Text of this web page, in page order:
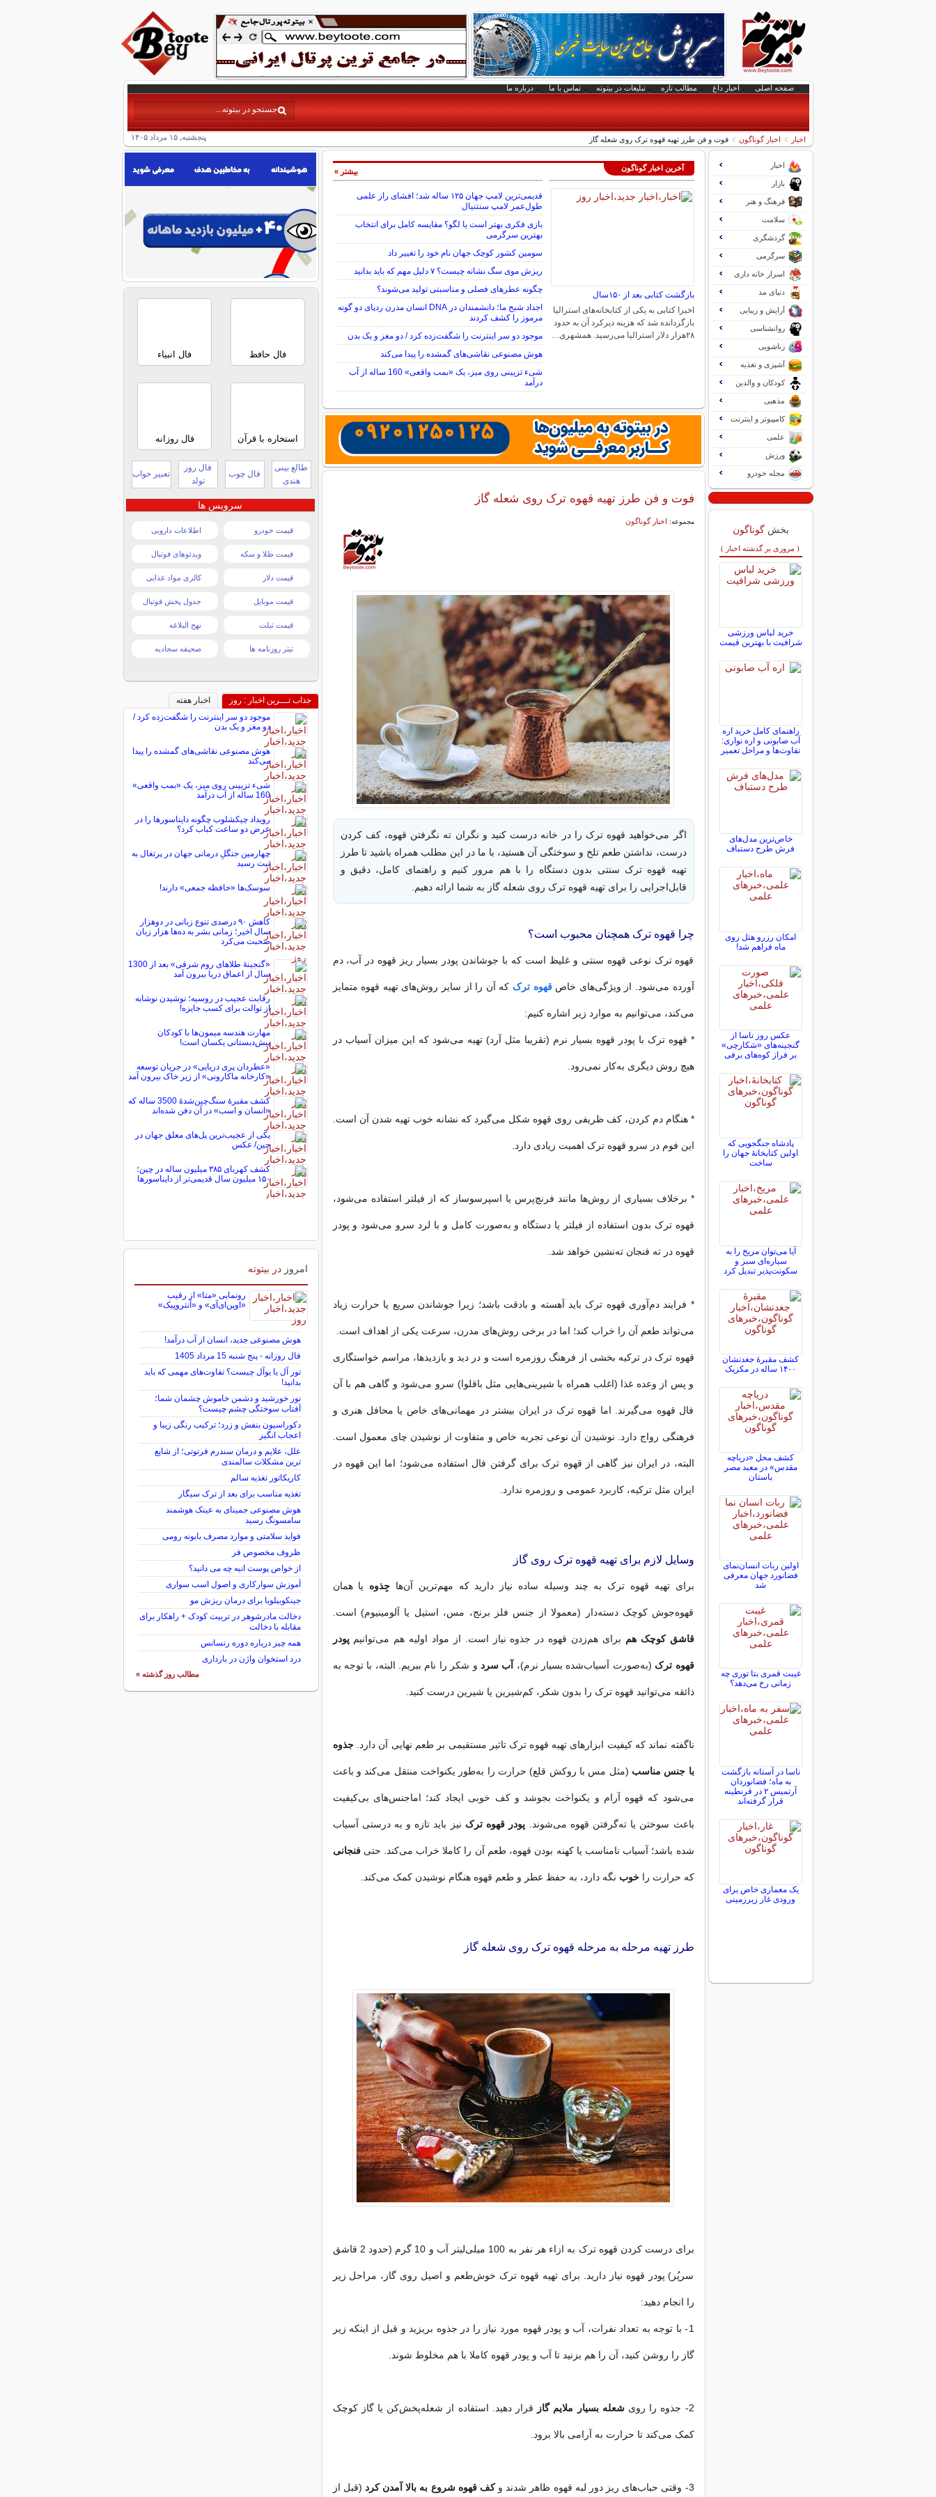
صفحه اصلی اخبار داغ مطالب تازه تبلیغات در بیتوته تماس با ما درباره ما
پنجشنبه, ۱۵ مرداد ۱۴۰۵ اخبار اخبار گوناگون فوت و فن طرز تهیه قهوه ترک روی شعله گاز
آخرین اخبار گوناگون
بازگشت کتابی بعد از ۱۵۰سال
اخیرا کتابی به یکی از کتابخانه‌های استرالیا
بازگردانده شد که هزینه دیرکرد آن به حدود
۲۸هزار دلار استرالیا می‌رسید. همشهری…
قدیمی‌ترین لامپ جهان ۱۲۵ ساله شد؛ افشای راز علمی
طول‌عمر لامپ سنتنیال
بازی فکری بهتر است یا لگو؟ مقایسه کامل برای انتخاب
بهترین سرگرمی
سومین کشور کوچک جهان نام خود را تغییر داد
ریزش موی سگ نشانه چیست؟ ۷ دلیل مهم که باید بدانید
چگونه عطرهای فصلی و مناسبتی تولید می‌شوند؟
اجداد شبح ما؛ دانشمندان در DNA انسان مدرن ردپای دو گونه
مرموز را کشف کردند
موجود دو سر اینترنت را شگفت‌زده کرد / دو مغز و یک بدن
هوش مصنوعی نقاشی‌های گمشده را پیدا می‌کند
شیء تزیینی روی میز، یک «بمب واقعی» 160 ساله از آب
درآمد
بیشتر »
فوت و فن طرز تهیه قهوه ترک روی شعله گاز
مجموعه: اخبار گوناگون
اگر می‌خواهید قهوه ترک را در خانه درست کنید و نگران ته ‌نگرفتن قهوه، کف کردن
درست، نداشتن طعم تلخ و سوختگی آن هستید، با ما در این مطلب همراه باشید تا طرز
تهیه قهوه ترک سنتی بدون دستگاه را با هم مرور کنیم و راهنمای کامل، دقیق و
قابل‌اجرایی را برای تهیه قهوه ترک روی شعله گاز به شما ارائه دهیم.
چرا قهوه ترک همچنان محبوب است؟
قهوه ترک نوعی قهوه سنتی و غلیظ است که با جوشاندن پودر بسیار ریز قهوه در آب، دم
آورده می‌شود. از ویژگی‌های خاصقهوه ترک که آن را از سایر روش‌های تهیه قهوه متمایز
می‌کند، می‌توانیم به موارد زیر اشاره کنیم:
* قهوه ترک با پودر قهوه‌ بسیار نرم‌ (تقریبا مثل آرد) تهیه می‌شود که این میزان آسیاب در
هیچ روش دیگری به‌کار نمی‌رود.
* هنگام دم کردن، کف ظریفی روی قهوه شکل می‌گیرد که نشانه خوب تهیه ‌شدن آن است.
این فوم در سرو قهوه ترک اهمیت زیادی دارد.
* برخلاف بسیاری از روش‌ها مانند فرنچ‌پرس یا اسپرسوساز که از فیلتر استفاده می‌شود،
قهوه ترک بدون استفاده از فیلتر یا دستگاه و به‌صورت کامل و با لرد سرو می‌شود و پودر
قهوه در ته فنجان ته‌نشین خواهد شد.
* فرایند دم‌آوری قهوه ترک باید آهسته و بادقت باشد؛ زیرا جوشاندن سریع یا حرارت زیاد
می‌تواند طعم آن را خراب کند؛ اما در برخی روش‌های مدرن، سرعت یکی از اهداف است.
قهوه ترک در ترکیه بخشی از فرهنگ روزمره است و در دید و بازدیدها، مراسم خواستگاری
و پس از وعده غذا (اغلب همراه با شیرینی‌هایی مثل باقلوا) سرو می‌شود و گاهی هم با آن
فال قهوه می‌گیرند. اما قهوه ترک در ایران بیشتر در مهمانی‌های خاص یا محافل هنری و
فرهنگی رواج دارد. نوشیدن آن نوعی تجربه خاص و متفاوت از نوشیدن چای معمول است.
البته، در ایران نیز گاهی از قهوه ترک برای گرفتن فال استفاده می‌شود؛ اما این قهوه در
ایران مثل ترکیه، کاربرد عمومی و روزمره ندارد.
وسایل لازم برای تهیه قهوه ترک روی گاز
برای تهیه قهوه ترک به چند وسیله ساده نیاز دارید که مهم‌ترین آن‌ها‌ جِذوه یا همان
قهوه‌جوش کوچک دسته‌دار (معمولا از جنس فلز برنج، مس، استیل یا آلومینیوم) است.
قاشق کوچک هم برای هم‌زدن قهوه در جذوه نیاز است. از مواد اولیه هم می‌توانیمپودر
قهوه ترک (به‌صورت آسیاب‌شده بسیار نرم)، آب سرد و شکر را نام ببریم. البته، با توجه به
ذائقه می‌توانید قهوه ترک را بدون شکر، کم‌شیرین یا شیرین درست کنید.
ناگفته نماند که کیفیت ابزارهای تهیه قهوه ترک تاثیر مستقیمی بر طعم نهایی آن دارد.جذوه
با جنس مناسب (مثل مس با روکش قلع) حرارت را به‌طور یکنواخت منتقل می‌کند و باعث
می‌شود که قهوه آرام و یکنواخت بجوشد و کف خوبی ایجاد کند؛ اماجنس‌های بی‌کیفیت
باعث سوختن یا ته‌گرفتن قهوه می‌شوند. پودر قهوه ترک نیز باید تازه و به ‌درستی آسیاب
شده باشد؛ آسیاب نامناسب یا کهنه بودن قهوه، طعم آن را کاملا خراب می‌کند. حتیفنجانی
که حرارت راخوب نگه دارد، به حفظ عطر و طعم قهوه هنگام نوشیدن کمک می‌کند.
طرز تهیه مرحله به مرحله قهوه ترک روی شعله گاز
برای درست کردن قهوه ترک به ازاء هر نفر به 100 میلی‌لیتر آب و 10 گرم (حدود 2 قاشق
سرپُر) پودر قهوه نیاز دارید. برای تهیه قهوه ترک خوش‌طعم و اصیل روی گاز، مراحل زیر
را انجام دهید:
1- با توجه به تعداد نفرات، آب و پودر قهوه مورد نیاز را در جذوه بریزید و قبل از اینکه زیر
گاز را روشن کنید، آن را هم بزنید تا آب و پودر قهوه کاملا با هم مخلوط شوند.
2- جذوه را روی شعله بسیار ملایم گاز قرار دهید. استفاده از شعله‌پخش‌کن یا گاز کوچک
کمک می‌کند تا حرارت به آرامی بالا برود.
3- وقتی حباب‌های ریز دور لبه قهوه ظاهر شدند و کف قهوه شروع به بالا آمدن کرد (قبل از
اخبار
بازار
فرهنگ و هنر
سلامت
گردشگری
سرگرمی
اسرار خانه داری
دنیای مد
آرایش و زیبایی
روانشناسی
زناشویی
آشپزی و تغذیه
کودکان و والدین
مذهبی
کامپیوتر و اینترنت
علمی
ورزش
مجله خودرو
بخش گوناگون
( مروری بر گذشته اخبار )
خرید لباس ورزشی
شرافیت با بهترین قیمت
راهنمای کامل خرید اره
آب صابونی و اره نواری:
تفاوت‌ها و مراحل تعمیر
خاص‌ترین مدل‌های
فرش طرح دستباف
امکان رزرو هتل روی
ماه فراهم شد!
عکس روز ناسا از
گنجینه‌های «شکارچی»
بر فراز کوه‌های برفی
پادشاه جنگجویی که
اولین کتابخانۀ جهان را
ساخت
آیا می‌توان مریخ را به
سیاره‌ای سبز و
سکونت‌پذیر تبدیل کرد
کشف مقبرۀ جغدنشان
۱۴۰۰ ساله در مکزیک
کشف محل «دریاچه
مقدس» در معبد مصر
باستان
اولین ربات انسان‌نمای
فضانورد جهان معرفی
شد
غیبت قمری بتا توری چه
زمانی رخ می‌دهد؟
ناسا در آستانه بازگشت
به ماه؛ فضانوردان
آرتمیس ۲ در قرنطینه
قرار گرفته‌اند
یک معماری خاص برای
ورودی غار زیرزمینی
فال حافظ فال انبیاء
استخاره با قرآن فال روزانه
طالع بینی
هندی
فال چوب
فال روز
تولد
تعبیر خواب
سرویس ها
قیمت خودرو اطلاعات دارویی
قیمت طلا و سکه ویدئوهای فوتبال
قیمت دلار کالری مواد غذایی
قیمت موبایل جدول پخش فوتبال
قیمت تبلت نهج البلاغه
تیتر روزنامه ها صحیفه سجادیه
جذاب تـــرین اخبار : روز
اخبار هفته
موجود دو سر اینترنت را شگفت‌زده کرد /
دو مغز و یک بدن
هوش مصنوعی نقاشی‌های گمشده را پیدا
می‌کند
شیء تزیینی روی میز، یک «بمب واقعی»
160 ساله از آب درآمد
رویداد چیکشلوب چگونه دایناسورها را در
عرض دو ساعت کباب کرد؟
چهارمین جنگلِ درمانی جهان در پرتغال به
ثبت رسید
سوسک‌ها «حافظه جمعی» دارند!
کاهش ۹۰ درصدی تنوع زبانی در دوهزار
سال اخیر؛ زمانی بشر به ده‌ها هزار زبان
صحبت می‌کرد
«گنجینۀ طلاهای روم شرقی» بعد از 1300
سال از اعماق دریا بیرون آمد
رقابت عجیب در روسیه؛ نوشیدن نوشابه
از توالت برای کسب جایزه!
مهارت هندسه میمون‌ها با کودکان
پیش‌دبستانی یکسان است!
«عطردان پری دریایی» در جریان توسعه
«کارخانه ماکارونی» از زیر خاک بیرون آمد
کشف مقبرۀ سنگ‌چین‌شدۀ 3500 ساله که
«انسان و اسب» در آن دفن شده‌اند
یکی از عجیب‌ترین پل‌های معلق جهان در
چین/ عکس
کشف کهربای ۳۸۵ میلیون ساله در چین؛
۱۵۰ میلیون سال قدیمی‌تر از دایناسورها
امروز در بیتوته
رونمایی «متا» از رقیب
«اوپن‌ای‌آی» و «آنتروپیک»
هوش مصنوعی جدید، انسان از آب درآمد!
فال روزانه - پنج شنبه 15 مرداد 1405
تور آل یا یوآل چیست؟ تفاوت‌های مهمی که باید
بدانید!
نور خورشید و دشمن خاموش چشمان شما؛
آفتاب سوختگی چشم چیست؟
دکوراسیون بنفش و زرد؛ ترکیب رنگی زیبا و
اعجاب انگیز
علل، علایم و درمان سندرم فرتوتی؛ از شایع
ترین مشکلات سالمندی
کاریکاتور تغذیه سالم
تغذیه مناسب برای بعد از ترک سیگار
هوش مصنوعی جمینای به عینک هوشمند
سامسونگ رسید
فواید سلامتی و موارد مصرف بابونه رومی
ظروف مخصوص فر
از خواص پوست انبه چه می دانید؟
آموزش سوارکاری و اصول اسب سواری
جینکوبیلوبا برای درمان ریزش مو
دخالت مادرشوهر در تربیت کودک + راهکار برای
مقابله با دخالت
همه چیز درباره دوره رنسانس
درد استخوان واژن در بارداری
مطالب روز گذشته »